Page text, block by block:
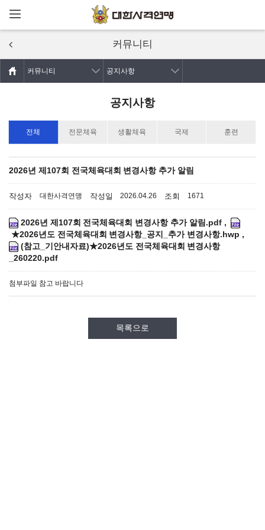
주요콘텐츠로
커뮤니티
커뮤니티 공지사항
공지사항
전체 전문체육 생활체육 국제 훈련
2026년 제107회 전국체육대회 변경사항 추가 알림
작성자 대한사격연맹 작성일 2026.04.26 조회 1671
2026년 제107회 전국체육대회 변경사항 추가 알림.pdf,
★2026년도 전국체육대회 변경사항_공지_추가 변경사항.hwp ,
(참고_기안내자료)★2026년도 전국체육대회 변경사항
_260220.pdf
첨부파일 참고 바랍니다
목록으로